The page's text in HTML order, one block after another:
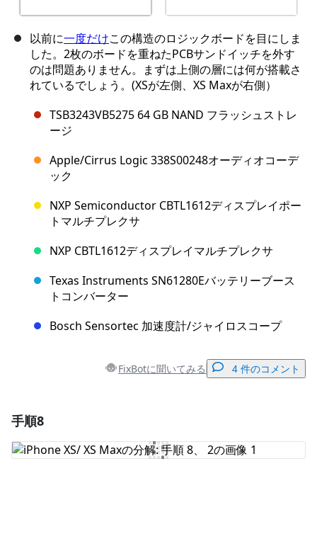
以前に一度だけこの構造のロジックボードを目にしま
した。2枚のボードを重ねたPCBサンドイッチを外す
のは問題ありません。まずは上側の層には何が搭載さ
れているでしょう。(XSが左側、XS Maxが右側）
TSB3243VB5275 64 GB NAND フラッシュストレ
ージ
Apple/Cirrus Logic 338S00248オーディオコーデ
ック
NXP Semiconductor CBTL1612ディスプレイポー
トマルチプレクサ
NXP CBTL1612ディスプレイマルチプレクサ
Texas Instruments SN61280Eバッテリーブース
トコンバーター
Bosch Sensortec 加速度計/ジャイロスコープ
FixBotに聞いてみる 4 件のコメント
コメントを追加
手順8